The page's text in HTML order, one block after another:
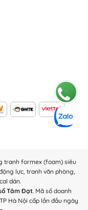
năng chịu lực, chống
tranh formex (foam) siêu
lực, tranh văn phòng,
dán.
Tâm Đạt. Mã số doanh
Hà Nội cấp lần đầu ngày